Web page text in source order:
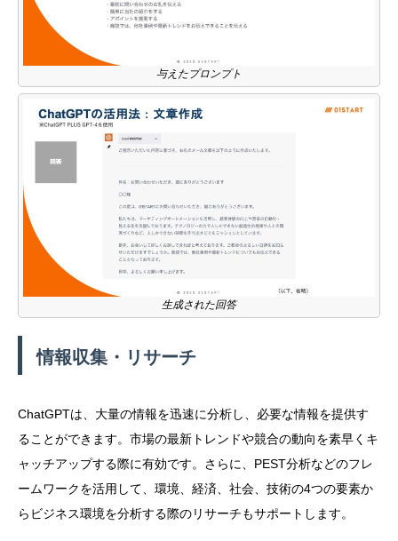
与えたプロンプト
生成された回答
情報収集・リサーチ
ChatGPTは、大量の情報を迅速に分析し、必要な情報を提供す
ることができます。市場の最新トレンドや競合の動向を素早くキ
ャッチアップする際に有効です。さらに、PEST分析などのフレ
ームワークを活用して、環境、経済、社会、技術の4つの要素か
らビジネス環境を分析する際のリサーチもサポートします。